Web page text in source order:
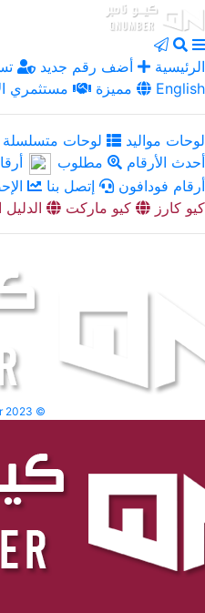
الرئيسية أضف رقم جديد
مميزة
مستثمري English
لوحات مواليد لوحات متسلسلة
أحدث الأرقام
مطلوب
أرقام فودافون
إتصل بنا
كيو كارز
كيو ماركت
2023 ©